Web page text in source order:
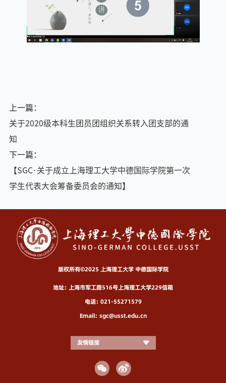
上一篇：
关于2020级本科生团员团组织关系转入团支部的通
知
下一篇：
【SGC·关于成立上海理工大学中德国际学院第一次
学生代表大会筹备委员会的通知】
版权所有©2025 上海理工大学 中德国际学院
地址：上海市军工路516号上海理工大学229信箱
电话：021-55271579
Email：sgc@usst.edu.cn
友情链接